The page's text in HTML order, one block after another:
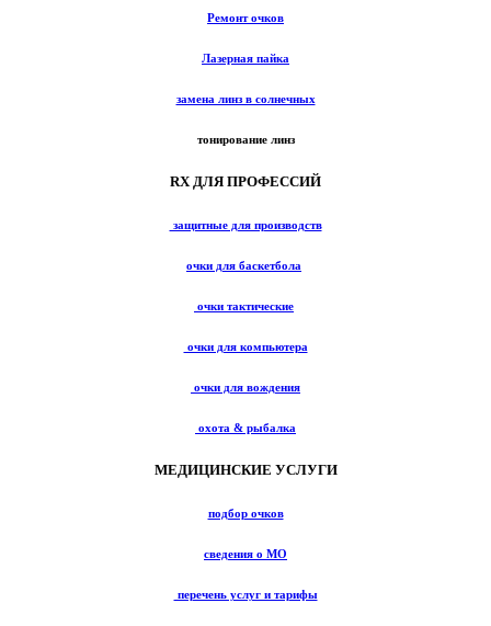
Ремонт очков
Лазерная пайка
замена линз в солнечных
тонирование линз
RX ДЛЯ ПРОФЕССИЙ
защитные для производств
очки для баскетбола
очки тактические
очки для компьютера
очки для вождения
охота & рыбалка
МЕДИЦИНСКИЕ УСЛУГИ
подбор очков
сведения о МО
перечень услуг и тарифы